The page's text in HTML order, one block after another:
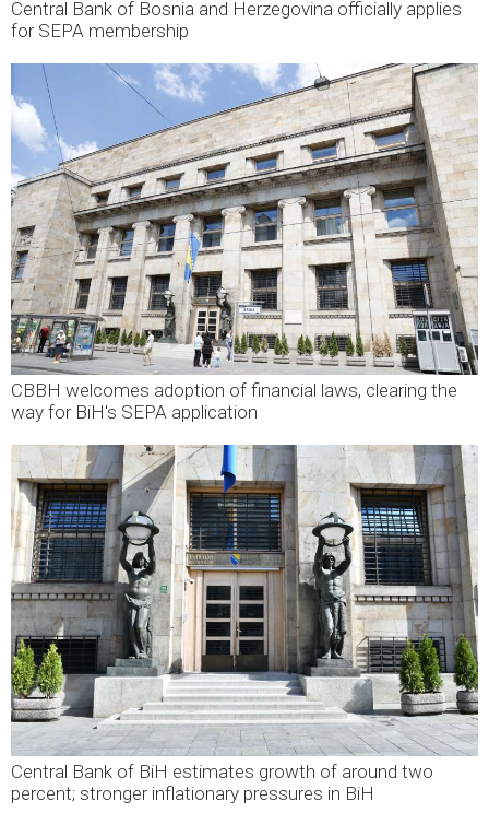
Central Bank of Bosnia and Herzegovina officially applies
for SEPA membership
CBBH welcomes adoption of financial laws, clearing the
way for BiH's SEPA application
Central Bank of BiH estimates growth of around two
percent; stronger inflationary pressures in BiH